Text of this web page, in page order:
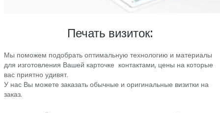
Печать визиток:
Мы поможем подобрать оптимальную технологию и материалы
для изготовления Вашей карточке контактами, цены на которые
вас приятно удивят.
У нас Вы можете заказать обычные и оригинальные визитки на
заказ.